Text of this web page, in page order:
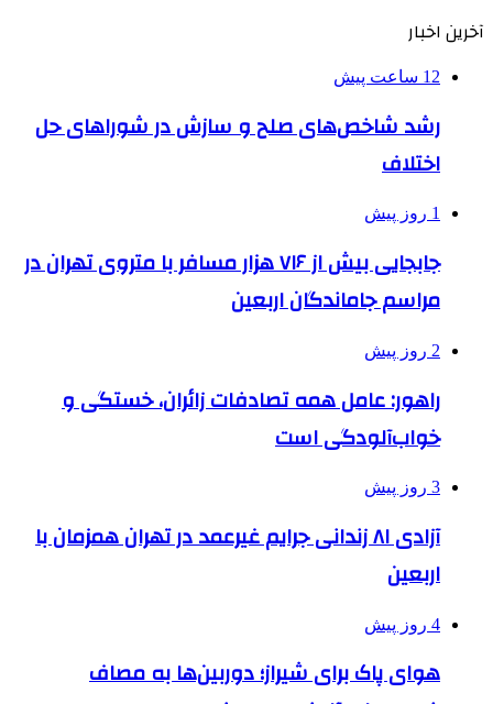
آخرین اخبار
12 ساعت پیش
رشد شاخص‌های صلح و سازش در شوراهای حل
اختلاف
1 روز پیش
جابجایی بیش از ۷۱۶ هزار مسافر با متروی تهران در
مراسم جاماندگان اربعین
2 روز پیش
راهور: عامل همه تصادفات زائران، خستگی و
خواب‌آلودگی است
3 روز پیش
آزادی ۸۱ زندانی جرایم غیرعمد در تهران همزمان با
اربعین
4 روز پیش
هوای پاک برای شیراز؛ دوربین‌ها به مصاف